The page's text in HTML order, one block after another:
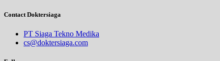
Contact Doktersiaga
PT Siaga Tekno Medika
cs@doktersiaga.com